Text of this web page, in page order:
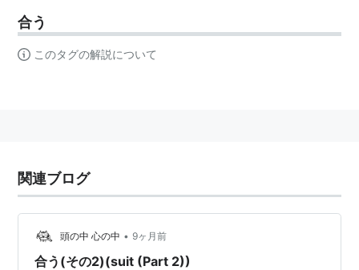
合う
このタグの解説について
関連ブログ
頭の中 心の中 • 9ヶ月前
合う(その2)(suit (Part 2))